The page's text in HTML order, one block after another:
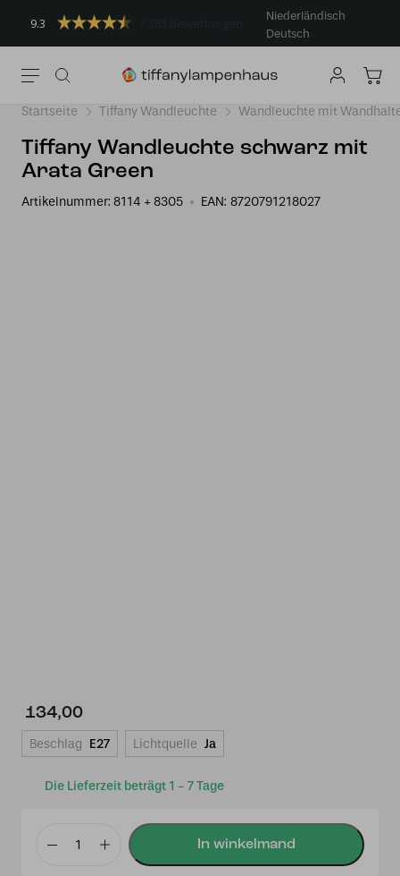
9.3
Niederländisch
Deutsch
Startseite Tiffany Wandleuchte Wandleuchte mit
Tiffany Wandleuchte schwarz mit
Arata Green
Artikelnummer: 8114 + 8305 EAN: 8720791218027
Die Lieferzeit beträgt 1 - 7 Tage
134,00
Beschlag E27 Lichtquelle Ja
Tiffany